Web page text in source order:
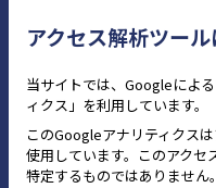
アクセス解析ツー
当サイトでは、Googleによ
ィクス」を利用しています。
このGoogleアナリティクス
使用しています。このアクセ
特定するものではありません。